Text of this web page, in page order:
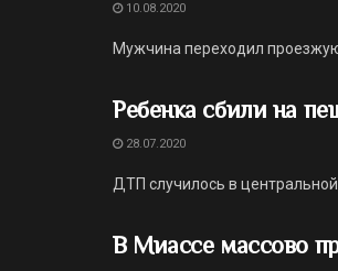
10.08.2020
Мужчина переходил
Ребенка сбили на
28.07.2020
ДТП случилось в центральной
В Миассе массово